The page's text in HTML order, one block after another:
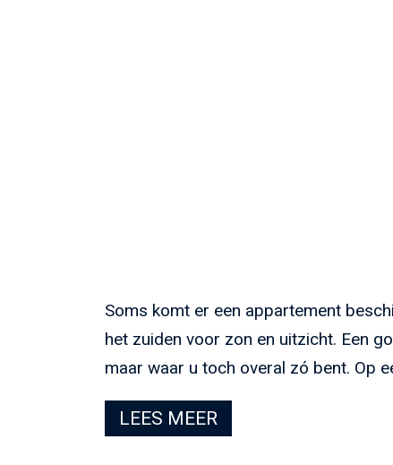
Soms komt er een appartement
het zuiden voor zon en uitzicht. Een
maar waar u toch overal zó bent. Op
LEES MEER